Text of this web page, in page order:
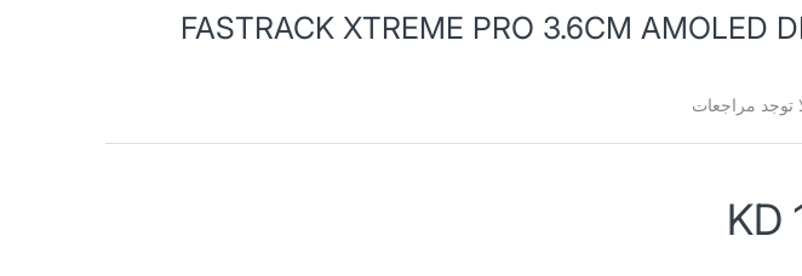
FASTRACK XTREME PRO 3.6CM AMOLED
توجد مراجعات
KD